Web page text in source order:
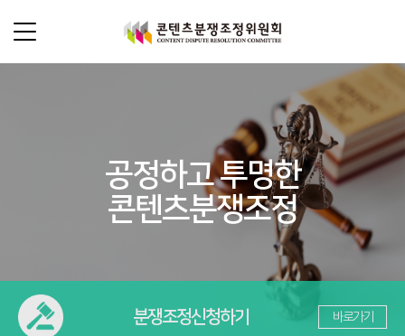
위원현황
사무국 소개 및 조직 안내
찾아오시는 길
분쟁조정안내
콘텐츠분쟁조정이란?(FAQ)
제도의 특징
분쟁조정신청
온라인 상담
공정하고 투명한
콘텐츠분쟁조정
분쟁조정신청하기 바로가기